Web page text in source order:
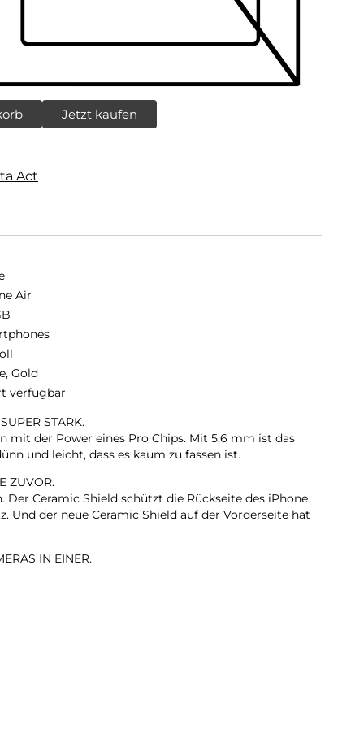
Jetzt kaufen
Act
Air
Gold
verfügbar
STARK.
mit der Power eines Pro Chips. Mit 5,6 mm ist das
und leicht, dass es kaum zu fassen ist.
ZUVOR.
Der Ceramic Shield schützt die Rückseite des iPhone
Und der neue Ceramic Shield auf der Vorderseite hat
IN EINER.
2x Zoom in optischer Qualität. Mach einfach